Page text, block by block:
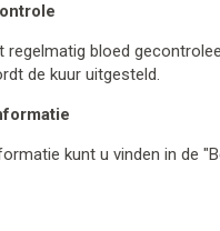
regelmatig bloed
de kuur uitgesteld.
kunt u vinden in de